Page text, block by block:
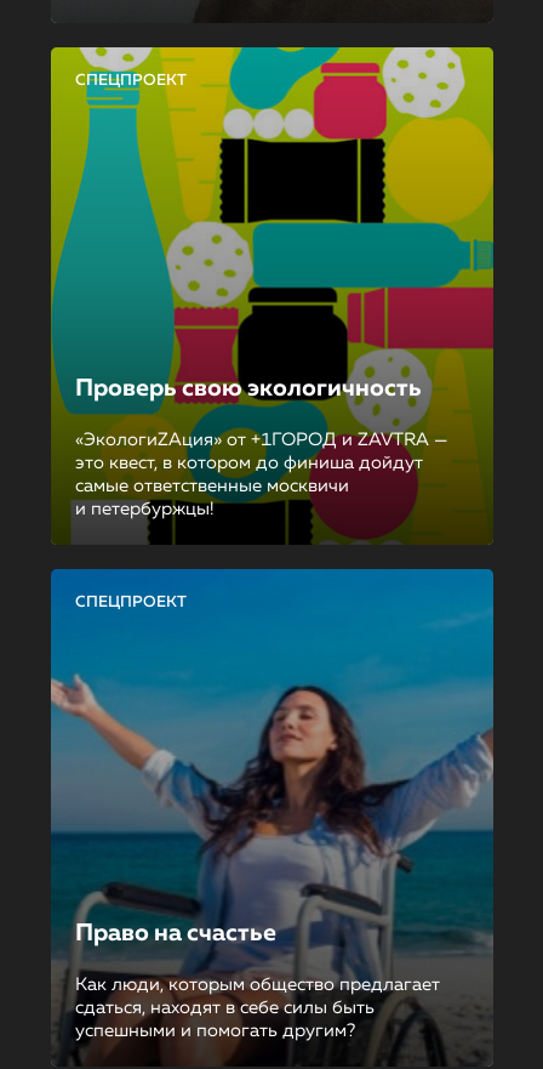
СПЕЦПРОЕКТ
Проверь свою экологичность
«ЭкологиZAция» от +1ГОРОД и ZAVTRA —
это квест, в котором до финиша дойдут
самые ответственные москвичи
и петербуржцы!
СПЕЦПРОЕКТ
Право на счастье
Как люди, которым общество предлагает
сдаться, находят в себе силы быть
успешными и помогать другим?